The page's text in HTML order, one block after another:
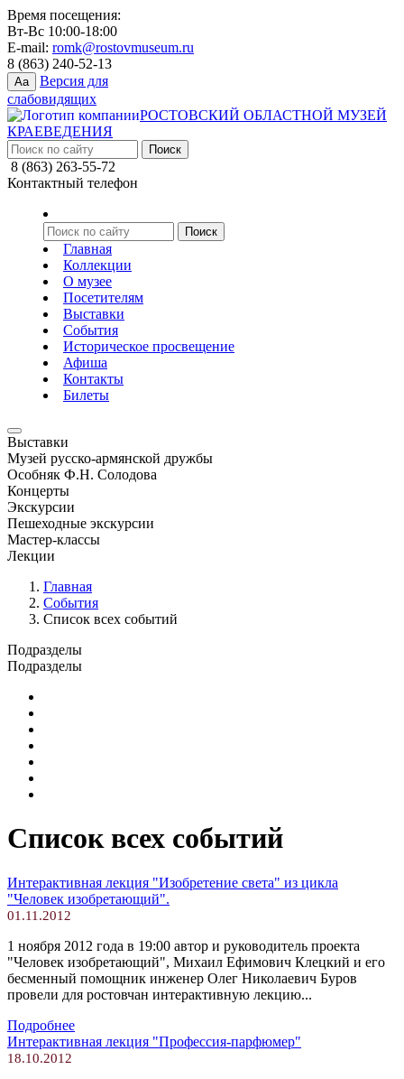
Время посещения:
Вт-Вс 10:00-18:00
E-mail: romk@rostovmuseum.ru
8 (863) 240-52-13
Aa
Версия для
слабовидящих
РОСТОВСКИЙ ОБЛАСТНОЙ МУЗЕЙ
КРАЕВЕДЕНИЯ
8 (863) 263-55-72
Контактный телефон
Главная
Коллекции
О музее
Посетителям
Выставки
События
Историческое просвещение
Афиша
Контакты
Билеты
Выставки
Музей русско-армянской дружбы
Особняк Ф.Н. Солодова
Концерты
Экскурсии
Пешеходные экскурсии
Мастер-классы
Лекции
Главная
События
Список всех событий
Подразделы
Подразделы
Список всех событий
Интерактивная лекция "Изобретение света" из цикла
"Человек изобретающий".
01.11.2012
1 ноября 2012 года в 19:00 автор и руководитель проекта
"Человек изобретающий", Михаил Ефимович Клецкий и его
бесменный помощник инженер Олег Николаевич Буров
провели для ростовчан интерактивную лекцию...
Подробнее
Интерактивная лекция "Профессия-парфюмер"
18.10.2012